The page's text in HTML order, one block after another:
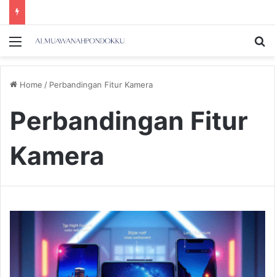
Menu
Home / Perbandingan Fitur Kamera
Perbandingan Fitur
Kamera